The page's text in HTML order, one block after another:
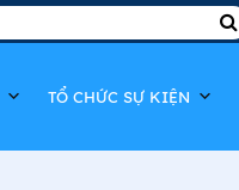
TỔ CHỨC SỰ KIỆN